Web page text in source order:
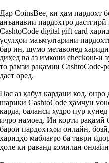
Дар CoinsBee, ки ҳам пардохт
анъанавии пардохтро
CashtoCode digital gift card
усулҳои маъмултарини
бар ин, шумо метавонед
диҳед ва аз имкони checkout-и
то рамзи рақамии CashtoCode-
даст оред.
Пас аз қабул кардани код,
шарики CashtoCode ҳамчун
карда, баланси худро пур
иҷро намоед. Ин корти рақамӣ
барои пардохтҳои онлайн,
харидҳо маблағро ба таври
ҳоле ки раванд комилан